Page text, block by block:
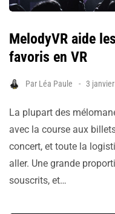
MelodyVR aide
favoris en VR
Par Léa Paule 3
La plupart des
avec la course aux
concert, et toute la
aller. Une grande
souscrits, et…